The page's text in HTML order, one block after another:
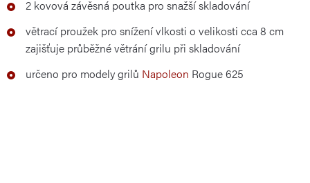
2 kovová závěsná poutka pro snažší skladování
větrací proužek pro snížení vlkosti o velikosti cca 8 cm
zajišťuje průběžné větrání grilu při skladování
určeno pro modely grilů Napoleon Rogue 625